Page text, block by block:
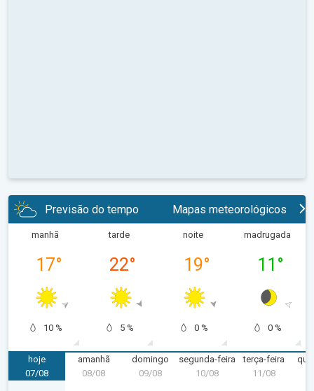
Previsão do tempo Mapas meteorológicos
manhã
17°
10 %
tarde
22°
5 %
noite
19°
0 %
madrugada
11 °
0 %
hoje
sexta-feira, 07/08
07/08
amanhã
sábado, 08/08
08/08
domingo
domingo, 09/08
09/08
segunda-feira
segunda-feira, 10/08
10/08
terça-feira
11/08